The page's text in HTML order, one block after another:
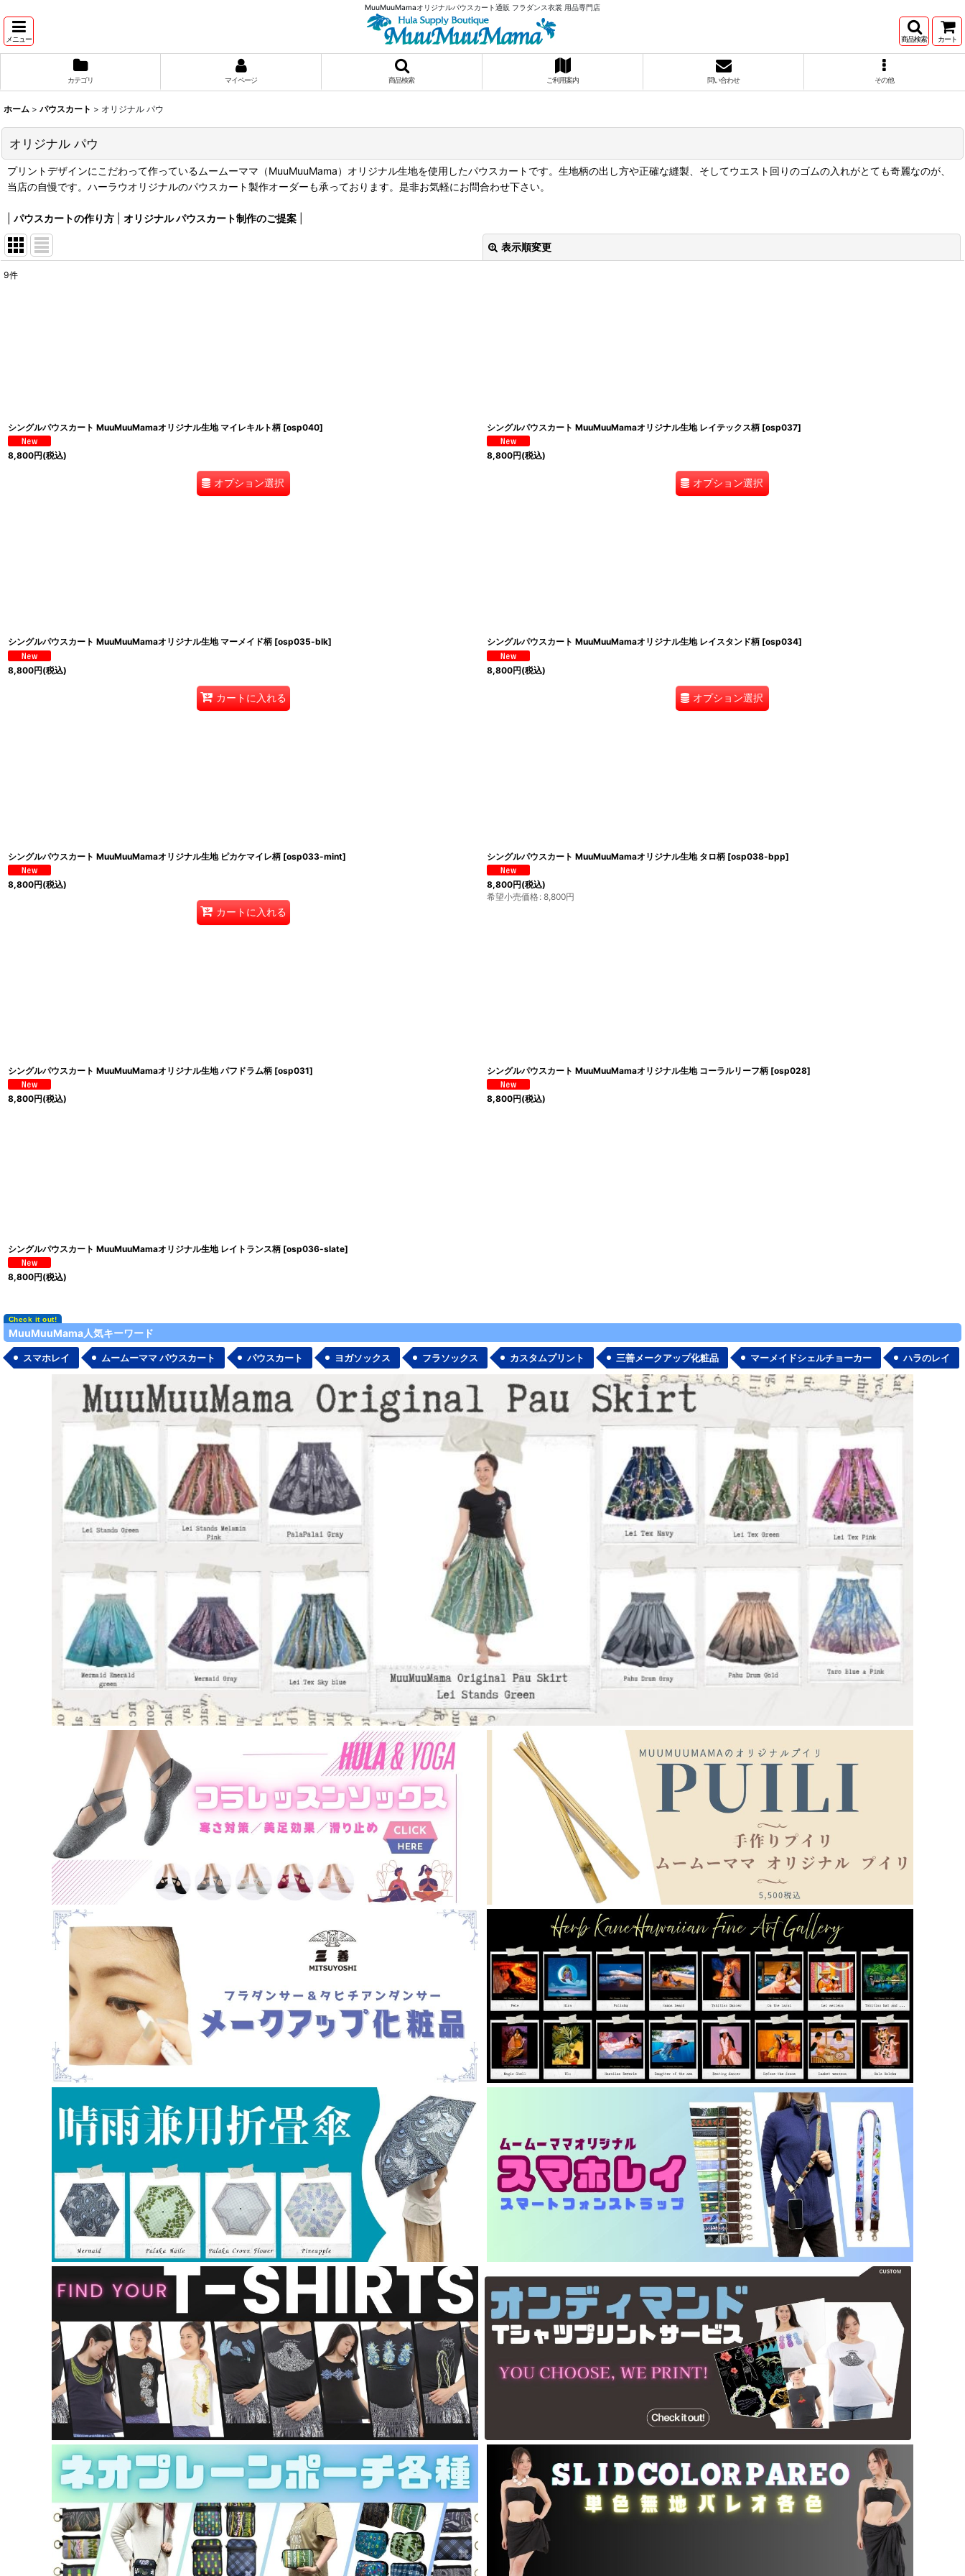
MuuMuuMamaオリジナルパウスカート通販 フラダンス衣裳 用品専門店
メニュー 商品検索 カート
カテゴリ マイページ 商品検索 ご利用案内 問い合わせ その他
ホーム > パウスカート > オリジナル パウ
オリジナル パウ
プリントデザインにこだわって作っているムームーママ（MuuMuuMama）オリジナル生地を使用したパウスカートです。生地柄の出し方や正確な縫製、そしてウエスト回りのゴムの入れがとても奇麗なのが、
当店の自慢です。ハーラウオリジナルのパウスカート製作オーダーも承っております。是非お気軽にお問合わせ下さい。
パウスカートの作り方 オリジナル パウスカート制作のご提案
表示順変更
9件
シングルパウスカート MuuMuuMamaオリジナル生地 マイレキルト柄 [osp040]
8,800円(税込)
オプション選択
シングルパウスカート MuuMuuMamaオリジナル生地 レイテックス柄 [osp037]
8,800円(税込)
オプション選択
シングルパウスカート MuuMuuMamaオリジナル生地 マーメイド柄 [osp035-blk]
8,800円(税込)
カートに入れる
シングルパウスカート MuuMuuMamaオリジナル生地 レイスタンド柄 [osp034]
8,800円(税込)
オプション選択
シングルパウスカート MuuMuuMamaオリジナル生地 ピカケマイレ柄 [osp033-mint]
8,800円(税込)
カートに入れる
シングルパウスカート MuuMuuMamaオリジナル生地 タロ柄 [osp038-bpp]
8,800円(税込)
希望小売価格: 8,800円
シングルパウスカート MuuMuuMamaオリジナル生地 パフドラム柄 [osp031]
8,800円(税込)
シングルパウスカート MuuMuuMamaオリジナル生地 コーラルリーフ柄 [osp028]
8,800円(税込)
シングルパウスカート MuuMuuMamaオリジナル生地 レイトランス柄 [osp036-slate]
8,800円(税込)
MuuMuuMama人気キーワード
スマホレイ ムームーママ パウスカート パウスカート ヨガソックス フラソックス カスタムプリント 三善メークアップ化粧品 マーメイドシェルチョーカー ハラのレイ